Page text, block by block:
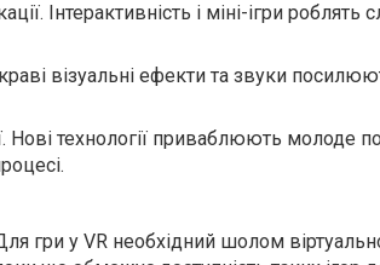
Інтерактивність і міні-ігри роблять
візуальні ефекти та звуки
Нові технології приваблюють молоде
гри у VR необхідний шолом